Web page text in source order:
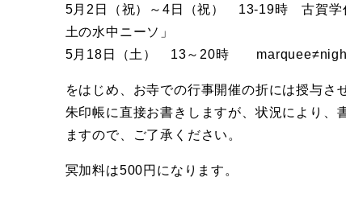
5月2日（祝）～4日（祝） 13-19時 古賀学
土の水中ニーソ」
5月18日（土） 13～20時
をはじめ、お寺での行事開催の折には授与さ
朱印帳に直接お書きしますが、状況により、
ますので、ご了承ください。
冥加料は500円になります。